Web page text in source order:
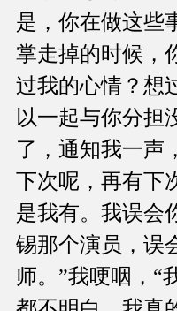
是，你在做这些
掌走掉的时候，
过我的心情？想
以一起与你分担
了，通知我一声
下次呢，再有下
是我有。我误会
锡那个演员，误
师。”我哽咽，“